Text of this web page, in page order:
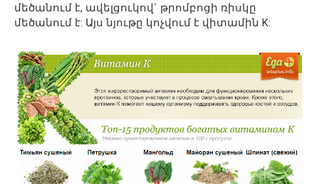
մեծանում է, ավելցուկով` թրոմբոցի ռիսկը
մեծանում է: Այս նյութը կոչվում է վիտամին K: